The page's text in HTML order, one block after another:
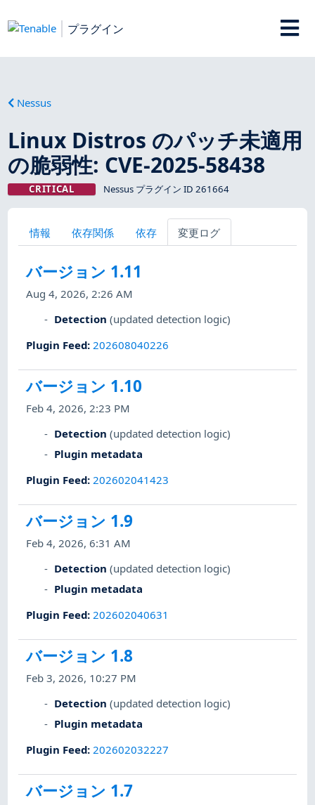
プラグイン
Nessus
Linux Distros のパッチ未適用
の脆弱性: CVE-2025-58438
CRITICAL Nessus プラグイン ID 261664
情報 依存関係 依存 変更ログ
バージョン 1.11
Aug 4, 2026, 2:26 AM
Detection (updated detection logic)
Plugin Feed: 202608040226
バージョン 1.10
Feb 4, 2026, 2:23 PM
Detection (updated detection logic)
Plugin metadata
Plugin Feed: 202602041423
バージョン 1.9
Feb 4, 2026, 6:31 AM
Detection (updated detection logic)
Plugin metadata
Plugin Feed: 202602040631
バージョン 1.8
Feb 3, 2026, 10:27 PM
Detection (updated detection logic)
Plugin metadata
Plugin Feed: 202602032227
バージョン 1.7